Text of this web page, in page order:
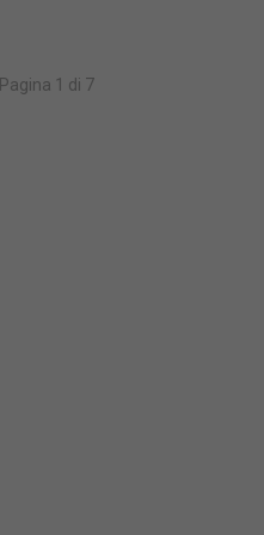
Pagina 1 di 7